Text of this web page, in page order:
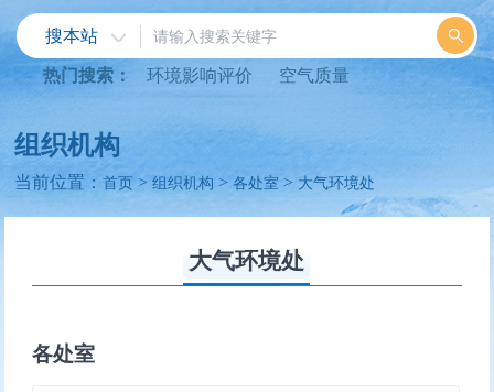
搜本站
热门搜索： 环境影响评价 空气质量
组织机构
当前位置：首页>组织机构 >各处室 > 大气环境处
大气环境处
各处室